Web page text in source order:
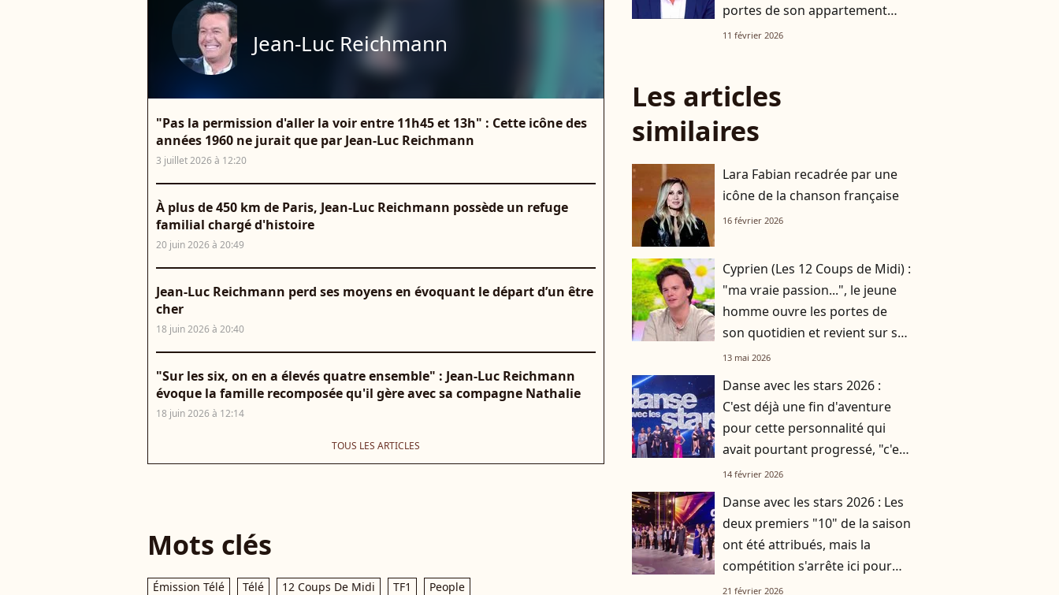
Jean-Luc Reichmann
"Pas la permission d'aller la voir entre 11h45 et 13h" : Cette icône des
années 1960 ne jurait que par Jean-Luc Reichmann
3 juillet 2026 à 12:20
À plus de 450 km de Paris, Jean-Luc Reichmann possède un refuge
familial chargé d'histoire
20 juin 2026 à 20:49
Jean-Luc Reichmann perd ses moyens en évoquant le départ d’un être
cher
18 juin 2026 à 20:40
"Sur les six, on en a élevés quatre ensemble" : Jean-Luc Reichmann
évoque la famille recomposée qu'il gère avec sa compagne Nathalie
18 juin 2026 à 12:14
TOUS LES ARTICLES
Mots clés
Émission Télé Télé 12 Coups De Midi TF1 People
portes de son appartement
acheté grâce à sa cagnotte
11 février 2026
Les articles
similaires
Lara Fabian recadrée par une
icône de la chanson française
16 février 2026
Cyprien (Les 12 Coups de Midi) :
"ma vraie passion...", le jeune
homme ouvre les portes de
son quotidien et revient sur ses
projets
13 mai 2026
Danse avec les stars 2026 :
C'est déjà une fin d'aventure
pour cette personnalité qui
avait pourtant progressé, "c'est
presque dommage"
14 février 2026
Danse avec les stars 2026 : Les
deux premiers "10" de la saison
ont été attribués, mais la
compétition s'arrête ici pour
cette personnalité
21 février 2026